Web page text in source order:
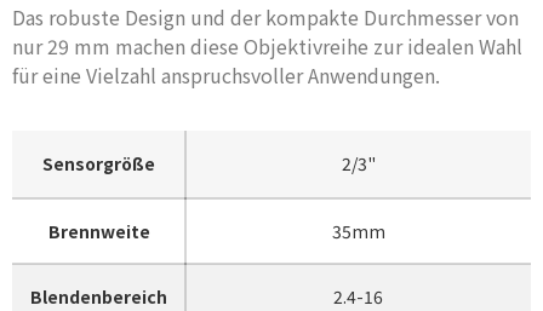
Das robuste Design und der kompakte Durchmesser von
nur 29 mm machen diese Objektivreihe zur idealen Wahl
für eine Vielzahl anspruchsvoller Anwendungen.
Sensorgröße 2/3"
Brennweite 35mm
Blendenbereich 2.4-16